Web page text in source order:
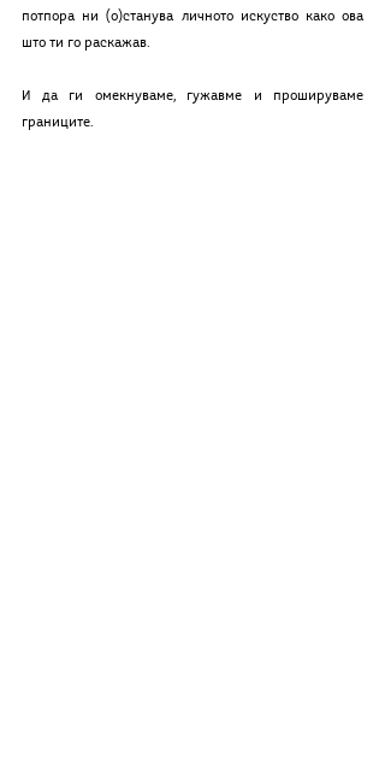
потпора ни (о)станува личното искуство како ова
што ти го раскажав.
И да ги омекнуваме, гужавме и прошируваме
границите.